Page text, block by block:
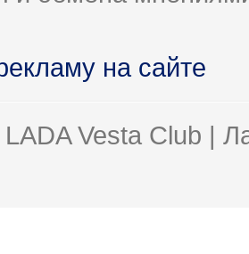
на сайте
Vesta Club |